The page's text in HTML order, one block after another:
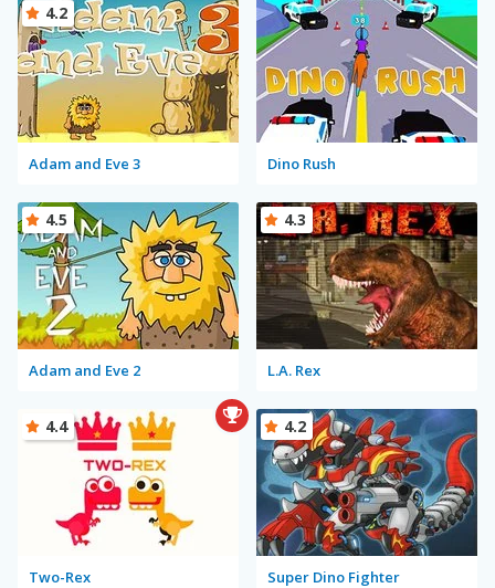
Adam and Eve 3
4.2
Dino Rush
Adam and Eve 2
4.5
L.A. Rex
4.3
Two-Rex
4.4
Super Dino Fighter
4.2